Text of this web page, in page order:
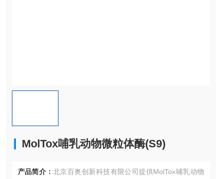
MolTox哺乳动物微粒体酶(S9)
产品简介： 北京百奥创新科技有限公司提供MolTox哺乳动物